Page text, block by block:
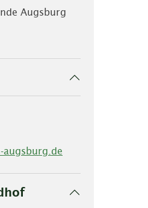
Augsburg
augsburg.de